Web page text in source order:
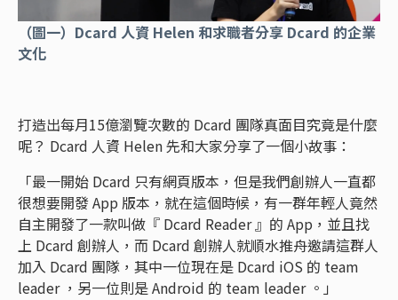
（圖一）Dcard 人資 Helen 和求職者分享 Dcard 的企業
文化
打造出每月15億瀏覽次數的 Dcard 團隊真面目究竟是什麼
呢？ Dcard 人資 Helen 先和大家分享了一個小故事：
「最一開始 Dcard 只有網頁版本，但是我們創辦人一直都
很想要開發 App 版本，就在這個時候，有一群年輕人竟然
自主開發了一款叫做『 Dcard Reader 』的 App，並且找
上 Dcard 創辦人，而 Dcard 創辦人就順水推舟邀請這群人
加入 Dcard 團隊，其中一位現在是 Dcard iOS 的 team
leader ，另一位則是 Android 的 team leader 。」